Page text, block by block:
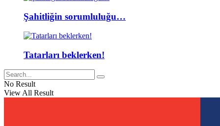
Şahitliğin sorumluluğu…
Tatarları beklerken!
No Result
View All Result